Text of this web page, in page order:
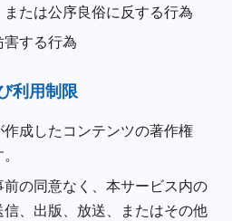
たは公序良俗に反する行為
する行為
利用制限
成したコンテンツの著作権
の同意なく、本サービス内の
、出版、放送、またはその他